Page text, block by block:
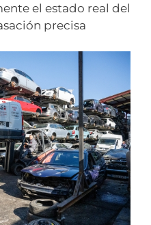
el estado real del
precisa